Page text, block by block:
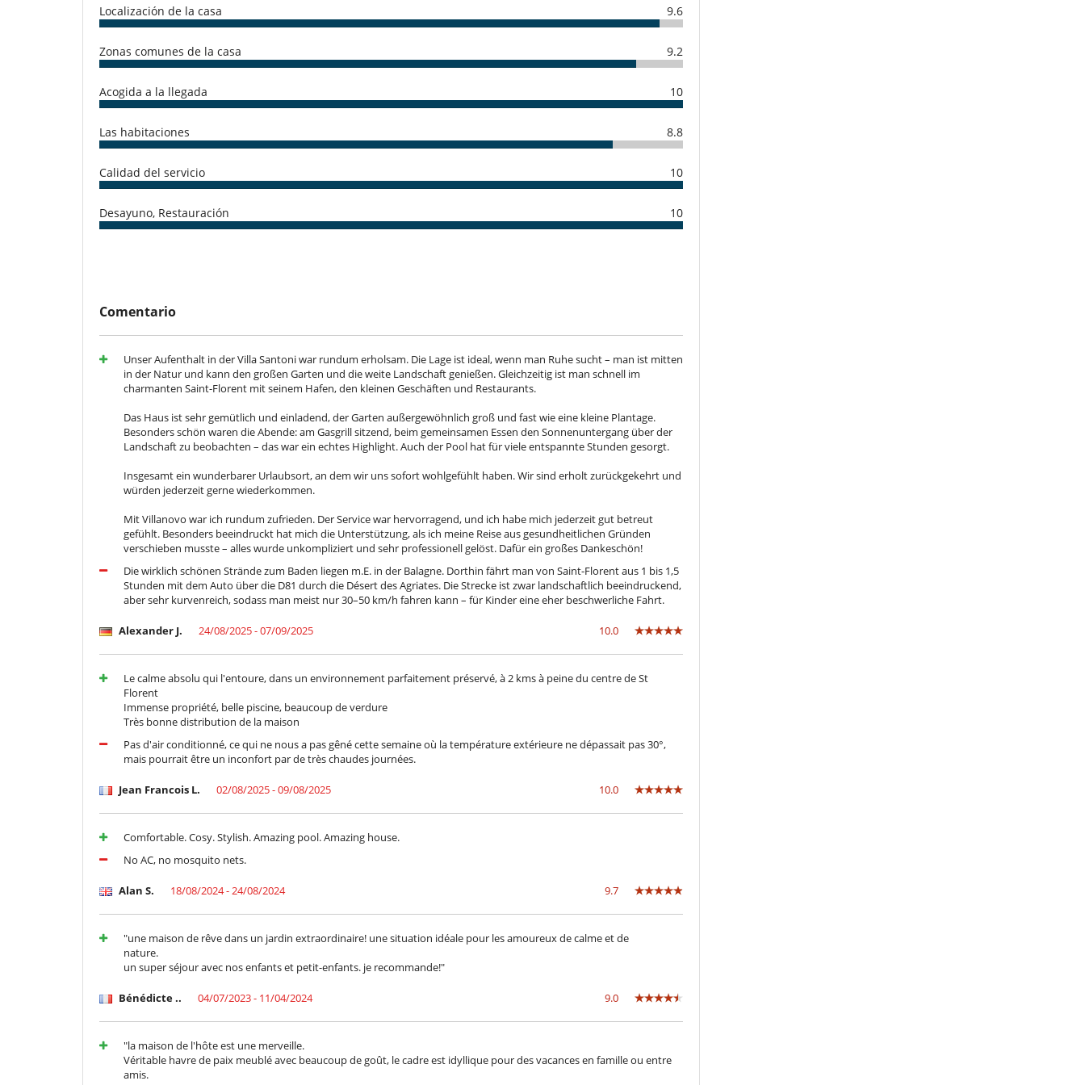
Piscina exterior
Sistema de seguridad para piscinas
Sistema de sonido multisala
TV
TV por cable o satélite o internet
Chimenea
Sala de lectura
Salón TV
Localización de la casa 9.6
Zonas comunes de la casa 9.2
Acogida a la llegada 10
Las habitaciones 8.8
Calidad del servicio 10
Desayuno, Restauración 10
Comentario
Unser Aufenthalt in der Villa Santoni war rundum erholsam. Die Lage ist ideal, wenn man Ruhe sucht – man ist mitten
in der Natur und kann den großen Garten und die weite Landschaft genießen. Gleichzeitig ist man schnell im
charmanten Saint-Florent mit seinem Hafen, den kleinen Geschäften und Restaurants.
Das Haus ist sehr gemütlich und einladend, der Garten außergewöhnlich groß und fast wie eine kleine Plantage.
Besonders schön waren die Abende: am Gasgrill sitzend, beim gemeinsamen Essen den Sonnenuntergang über der
Landschaft zu beobachten – das war ein echtes Highlight. Auch der Pool hat für viele entspannte Stunden gesorgt.
Insgesamt ein wunderbarer Urlaubsort, an dem wir uns sofort wohlgefühlt haben. Wir sind erholt zurückgekehrt und
würden jederzeit gerne wiederkommen.
Mit Villanovo war ich rundum zufrieden. Der Service war hervorragend, und ich habe mich jederzeit gut betreut
gefühlt. Besonders beeindruckt hat mich die Unterstützung, als ich meine Reise aus gesundheitlichen Gründen
verschieben musste – alles wurde unkompliziert und sehr professionell gelöst. Dafür ein großes Dankeschön!
Die wirklich schönen Strände zum Baden liegen m.E. in der Balagne. Dorthin fährt man von Saint-Florent aus 1 bis 1,5
Stunden mit dem Auto über die D81 durch die Désert des Agriates. Die Strecke ist zwar landschaftlich beeindruckend,
aber sehr kurvenreich, sodass man meist nur 30–50 km/h fahren kann – für Kinder eine eher beschwerliche Fahrt.
Alexander J. 24/08/2025 - 07/09/2025 10.0
Le calme absolu qui l'entoure, dans un environnement parfaitement préservé, à 2 kms à peine du centre de St
Florent
Immense propriété, belle piscine, beaucoup de verdure
Très bonne distribution de la maison
Pas d'air conditionné, ce qui ne nous a pas gêné cette semaine où la température extérieure ne dépassait pas 30°,
mais pourrait être un inconfort par de très chaudes journées.
Jean Francois L. 02/08/2025 - 09/08/2025 10.0
Comfortable. Cosy. Stylish. Amazing pool. Amazing house.
No AC, no mosquito nets.
Alan S. 18/08/2024 - 24/08/2024 9.7
"une maison de rêve dans un jardin extraordinaire! une situation idéale pour les amoureux de calme et de
nature.
un super séjour avec nos enfants et petit-enfants. je recommande!"
Bénédicte .. 04/07/2023 - 11/04/2024 9.0
"la maison de l'hôte est une merveille.
Véritable havre de paix meublé avec beaucoup de goût, le cadre est idyllique pour des vacances en famille ou entre
amis.